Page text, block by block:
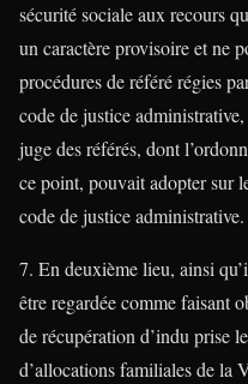
sécurité sociale aux recours
un caractère provisoire et ne
procédures de référé régies
code de justice administrative,
juge des référés, dont
ce point, pouvait adopter sur
code de justice administrative.
7. En deuxième lieu, ainsi
être regardée comme faisant
de récupération d’indu prise
d’allocations familiales de la